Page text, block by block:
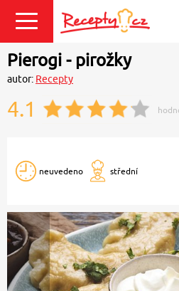
Přihlásit se
Pierogi ‒ pirožky
autor: Recepty
4.1
neuvedeno střední